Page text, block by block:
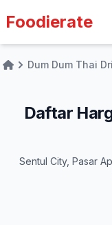
Foodierate
HomeDum Dum Thai
Daftar
Sentul City, Pasar